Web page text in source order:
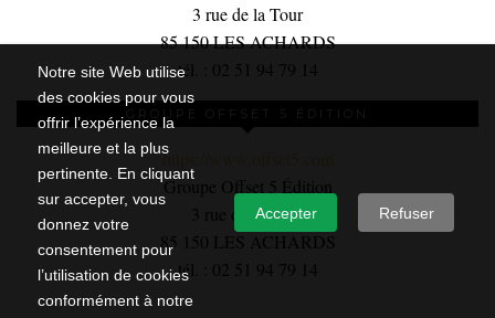
Notre site Web utilise
des cookies pour vous
offrir l’expérience la
meilleure et la plus
pertinente. En cliquant
sur accepter, vous
donnez votre
consentement pour
l’utilisation de cookies
conformément à notre
Accepter Refuser
3 rue de la Tour
85 150 LES ACHARDS
tél. : 02 51 94 79 14
GROUPE OFFSET 5 ÉDITION
https://www.offset5.com
Groupe Offset 5 Édition
3 rue de la Tour,
85 150 LES ACHARDS
tél. : 02 51 94 79 14